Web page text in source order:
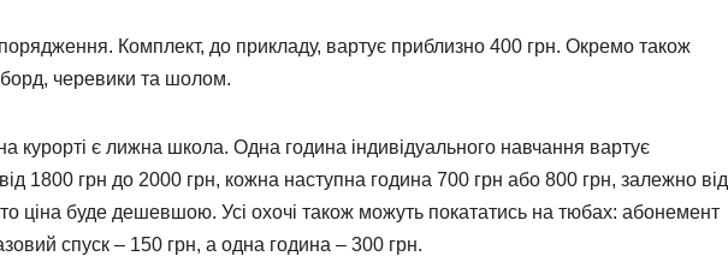
Комплект, до прикладу, вартує приблизно 400 грн. Окремо також
черевики та шолом.
курорті є лижна школа. Одна година індивідуального навчання вартує
1800 грн до 2000 грн, кожна наступна година 700 грн або 800 грн, залежно від
ціна буде дешевшою. Усі охочі також можуть покататись на тюбах: абонемент
спуск – 150 грн, а одна година – 300 грн.